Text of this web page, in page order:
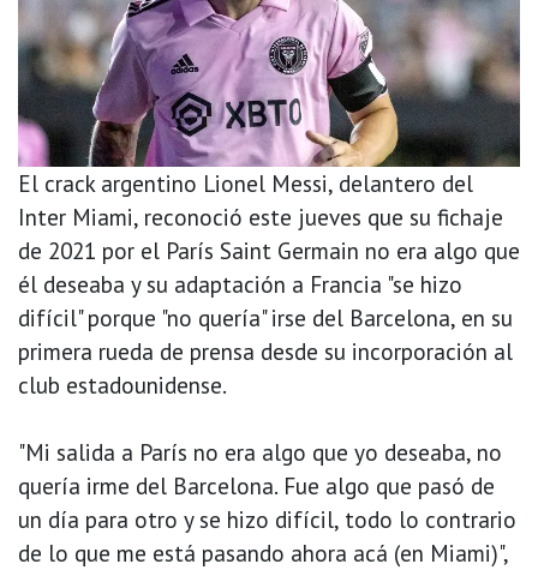
El crack argentino Lionel Messi, delantero del
Inter Miami, reconoció este jueves que su fichaje
de 2021 por el París Saint Germain no era algo que
él deseaba y su adaptación a Francia "se hizo
difícil" porque "no quería" irse del Barcelona, en su
primera rueda de prensa desde su incorporación al
club estadounidense.
"Mi salida a París no era algo que yo deseaba, no
quería irme del Barcelona. Fue algo que pasó de
un día para otro y se hizo difícil, todo lo contrario
de lo que me está pasando ahora acá (en Miami)",